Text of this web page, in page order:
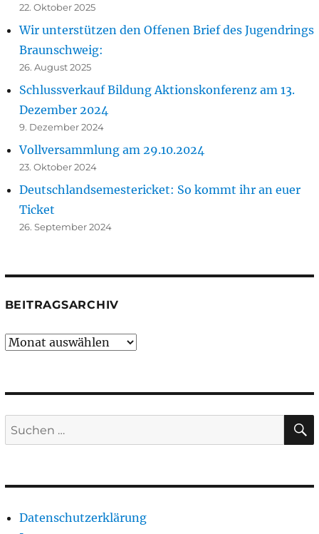
22. Oktober 2025
Wir unterstützen den Offenen Brief des Jugendrings
Braunschweig:
26. August 2025
Schlussverkauf Bildung Aktionskonferenz am 13.
Dezember 2024
9. Dezember 2024
Vollversammlung am 29.10.2024
23. Oktober 2024
Deutschlandsemestericket: So kommt ihr an euer
Ticket
26. September 2024
BEITRAGSARCHIV
Beitragsarchiv
Suchen
nach:
Datenschutzerklärung